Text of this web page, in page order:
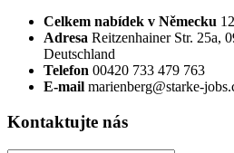
Celkem nabídek v Německu
Adresa Reitzenhainer Str. 25a,
Deutschland
Telefon 00420 733 479 763
E-mail marienberg@starke-
Kontaktujte nás